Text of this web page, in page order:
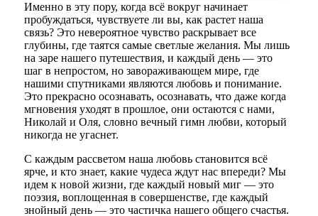
Именно в эту пору, когда всё вокруг начинает
пробуждаться, чувствуете ли вы, как растет наша
связь? Это невероятное чувство раскрывает все
глубины, где таятся самые светлые желания. Мы лишь
на заре нашего путешествия, и каждый день — это
шаг в непростом, но завораживающем мире, где
нашими спутниками являются любовь и понимание.
Это прекрасно осознавать, осознавать, что даже когда
мгновения уходят в прошлое, они остаются с нами,
Николай и Оля, словно вечный гимн любви, который
никогда не угаснет.
С каждым рассветом наша любовь становится всё
ярче, и кто знает, какие чудеса ждут нас впереди? Мы
идем к новой жизни, где каждый новый миг — это
поэзия, воплощенная в совершенстве, где каждый
знойный день — это частичка нашего общего счастья.